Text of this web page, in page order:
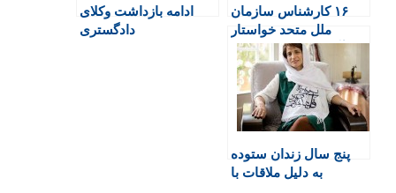
۱۶ کارشناس سازمان
ملل متحد خواستار
آزادی نرگس محمدی
شدند
ادامه بازداشت وکلای
دادگستری
پنج سال زندان ستوده
به دلیل ملاقات با